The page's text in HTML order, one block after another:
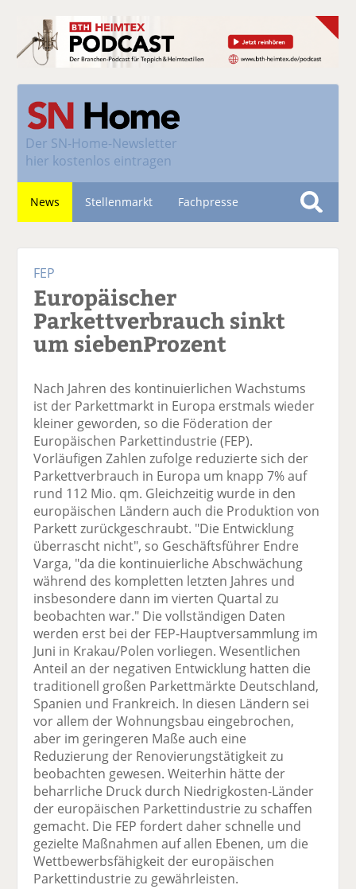
Der SN-Home-Newsletter
hier kostenlos eintragen
News Stellenmarkt Fachpresse
S
FEP
Europäischer
Parkettverbrauch sinkt
um siebenProzent
Nach Jahren des kontinuierlichen Wachstums
ist der Parkettmarkt in Europa erstmals wieder
kleiner geworden, so die Föderation der
Europäischen Parkettindustrie (FEP).
Vorläufigen Zahlen zufolge reduzierte sich der
Parkettverbrauch in Europa um knapp 7% auf
rund 112 Mio. qm. Gleichzeitig wurde in den
europäischen Ländern auch die Produktion von
Parkett zurückgeschraubt. "Die Entwicklung
überrascht nicht", so Geschäftsführer Endre
Varga, "da die kontinuierliche Abschwächung
während des kompletten letzten Jahres und
insbesondere dann im vierten Quartal zu
beobachten war." Die vollständigen Daten
werden erst bei der FEP-Hauptversammlung im
Juni in Krakau/Polen vorliegen. Wesentlichen
Anteil an der negativen Entwicklung hatten die
traditionell großen Parkettmärkte Deutschland,
Spanien und Frankreich. In diesen Ländern sei
vor allem der Wohnungsbau eingebrochen,
aber im geringeren Maße auch eine
Reduzierung der Renovierungstätigkeit zu
beobachten gewesen. Weiterhin hätte der
beharrliche Druck durch Niedrigkosten-Länder
der europäischen Parkettindustrie zu schaffen
gemacht. Die FEP fordert daher schnelle und
gezielte Maßnahmen auf allen Ebenen, um die
Wettbewerbsfähigkeit der europäischen
Parkettindustrie zu gewährleisten.